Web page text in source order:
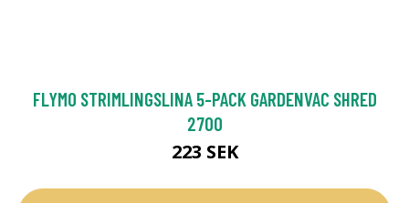
FLYMO STRIMLINGSLINA 5-PACK GARDENVAC SHRED
2700
223 SEK